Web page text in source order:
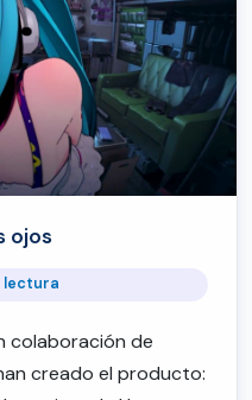
ojos
lectura
colaboración de
creado el producto: